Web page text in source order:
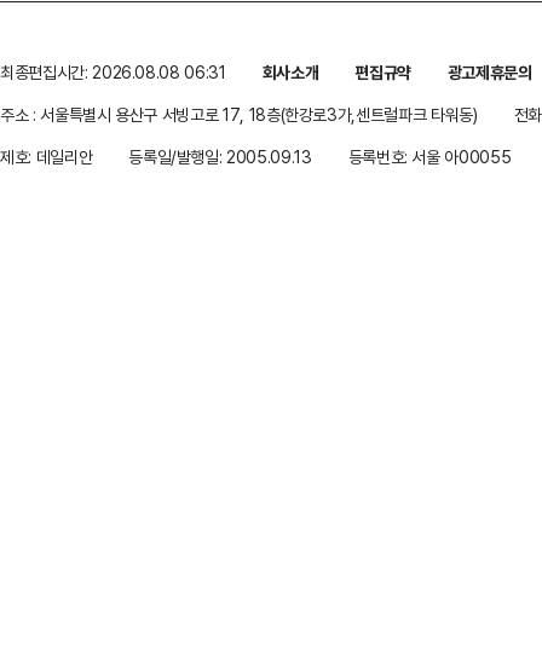
최종편집시간: 2026.08.08 06:31 회사소개 편집규약
광고제휴문의
주소 : 서울특별시 용산구 서빙고로 17, 18층(한강로3가,센트럴파크 타워동)
전
제호: 데일리안
등록일/발행일: 2005.09.13 등록번호: 서울 아00055